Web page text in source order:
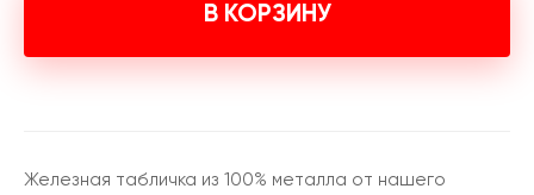
В КОРЗИНУ
Железная табличка из 100% металла от нашего